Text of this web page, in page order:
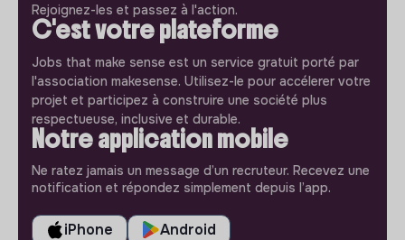
Rejoignez-les et passez à l'action.
C'est votre plateforme
Jobs that make sense est un service gratuit porté par
l'association makesense. Utilisez-le pour accélerer votre
projet et participez à construire une société plus
respectueuse, inclusive et durable.
Notre application mobile
Ne ratez jamais un message d’un recruteur. Recevez une
notification et répondez simplement depuis l’app.
iPhone Android